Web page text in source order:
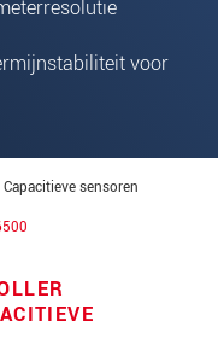
voor
Capacitieve sensoren